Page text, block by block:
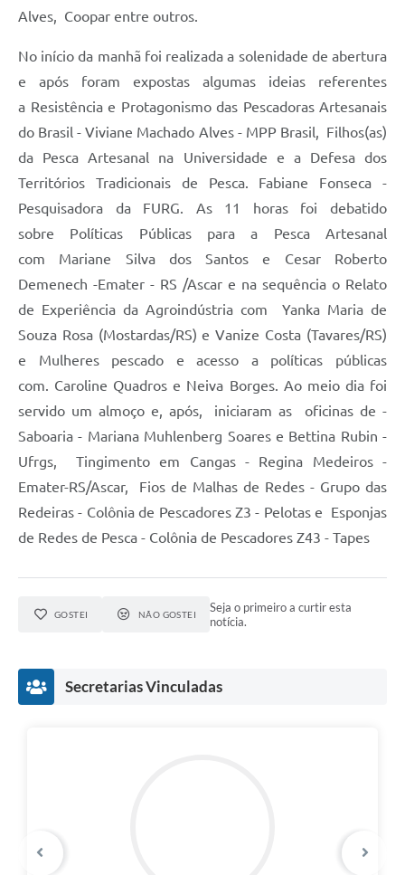
Alves, Coopar entre outros.
No início da manhã foi realizada a solenidade de abertura
e após foram expostas algumas ideias referentes
a Resistência e Protagonismo das Pescadoras Artesanais
do Brasil - Viviane Machado Alves - MPP Brasil, Filhos(as)
da Pesca Artesanal na Universidade e a Defesa dos
Territórios Tradicionais de Pesca. Fabiane Fonseca -
Pesquisadora da FURG. As 11 horas foi debatido
sobre Políticas Públicas para a Pesca Artesanal
com Mariane Silva dos Santos e Cesar Roberto
Demenech -Emater - RS /Ascar e na sequência o Relato
de Experiência da Agroindústria com Yanka Maria de
Souza Rosa (Mostardas/RS) e Vanize Costa (Tavares/RS)
e Mulheres pescado e acesso a políticas públicas
com. Caroline Quadros e Neiva Borges. Ao meio dia foi
servido um almoço e, após, iniciaram as oficinas de -
Saboaria - Mariana Muhlenberg Soares e Bettina Rubin -
Ufrgs, Tingimento em Cangas - Regina Medeiros -
Emater-RS/Ascar, Fios de Malhas de Redes - Grupo das
Redeiras - Colônia de Pescadores Z3 - Pelotas e Esponjas
de Redes de Pesca - Colônia de Pescadores Z43 - Tapes
GOSTEI NÃO GOSTEI
Seja o primeiro a curtir esta
notícia.
Secretarias Vinculadas